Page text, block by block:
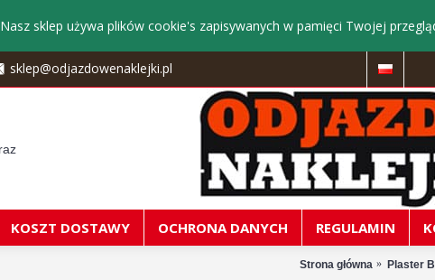
Nasz sklep używa plików cookie's zapisywanych w pamięci Twojej
sklep@odjazdowenaklejki.pl
KOSZT DOSTAWY OCHRONA DANYCH REGULAMIN
Strona główna Plaster